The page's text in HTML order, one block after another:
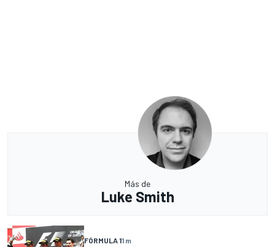
Más de
Luke Smith
FÓRMULA 11 m